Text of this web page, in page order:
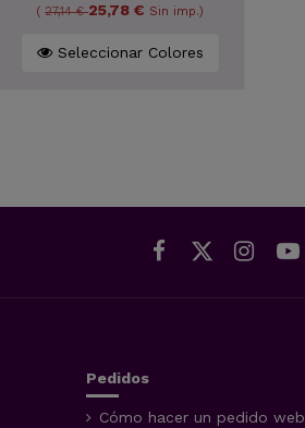
(27,14 €25,78 € Sin imp.)
Seleccionar Colores
Pedidos
Cómo hacer un pedido web